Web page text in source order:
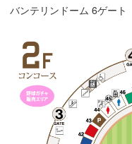
バンテリンドーム 6ゲート